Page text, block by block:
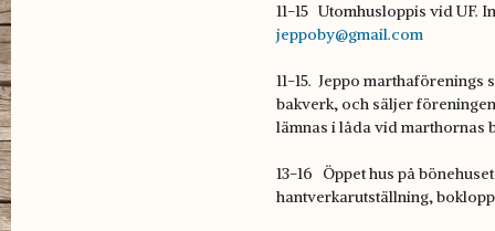
11-15 Utomhusloppis vid UF.
jeppoby@gmail.com
11-15. Jeppo
bakverk, och säljer
lämnas i låda vid marthornas
13-16 Öppet hus på
hantverkarutställning,